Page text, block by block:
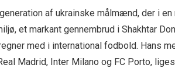
af ukrainske målmænd, der i
et markant gennembrud i Shakhtar
med i international fodbold. Hans
Madrid, Inter Milano og FC Porto,